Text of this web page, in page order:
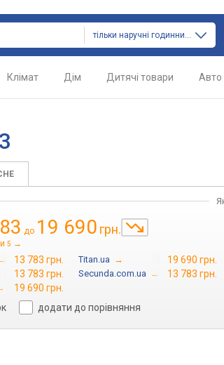
тільки наручні годинники
Клімат Дім Дитячі товари Авто
до 19 690 грн.
5 →
13 783 грн. Titan.ua → 19 690 грн.
13 783 грн. Secunda.com.ua → 13 783 грн.
19 690 грн.
додати до порівняння